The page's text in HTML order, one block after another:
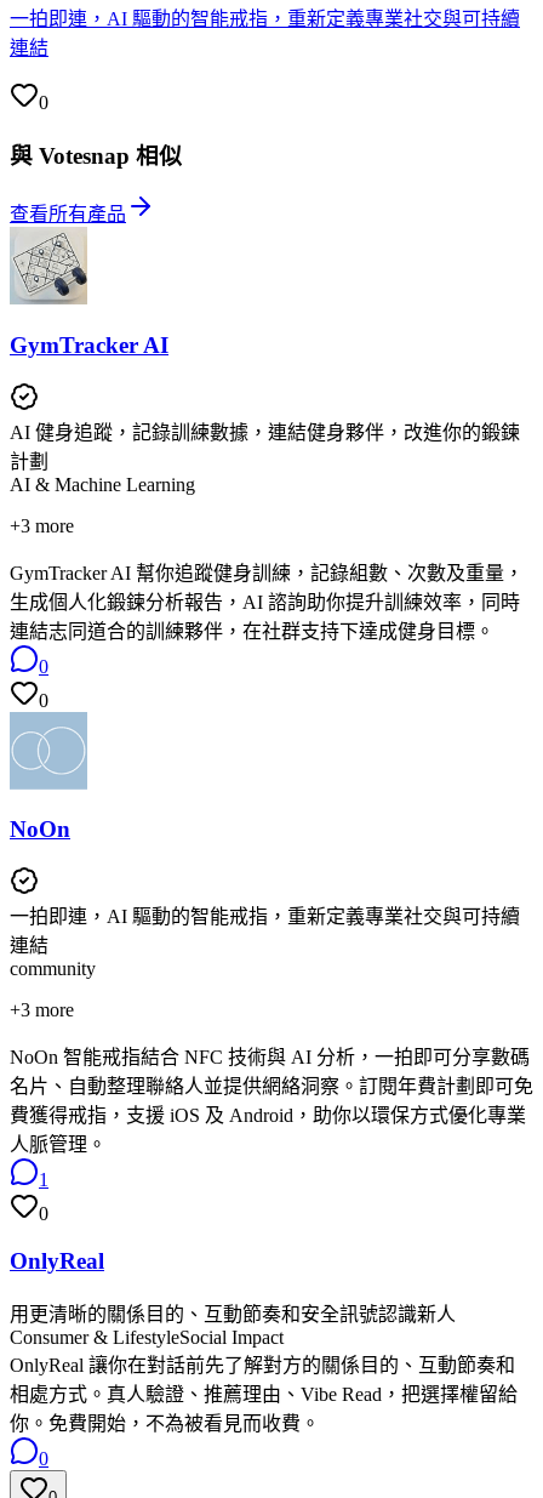
一拍即連，AI 驅動的智能戒指，重新定義專業社交與可持續
連結
0
與 Votesnap 相似
查看所有產品
GymTracker AI
AI 健身追蹤，記錄訓練數據，連結健身夥伴，改進你的鍛鍊
計劃
AI & Machine Learning
+3 more
GymTracker AI 幫你追蹤健身訓練，記錄組數、次數及重量，
生成個人化鍛鍊分析報告，AI 諮詢助你提升訓練效率，同時
連結志同道合的訓練夥伴，在社群支持下達成健身目標。
0
0
NoOn
一拍即連，AI 驅動的智能戒指，重新定義專業社交與可持續
連結
community
+3 more
NoOn 智能戒指結合 NFC 技術與 AI 分析，一拍即可分享數碼
名片、自動整理聯絡人並提供網絡洞察。訂閱年費計劃即可免
費獲得戒指，支援 iOS 及 Android，助你以環保方式優化專業
人脈管理。
1
0
OnlyReal
用更清晰的關係目的、互動節奏和安全訊號認識新人
Consumer & LifestyleSocial Impact
OnlyReal 讓你在對話前先了解對方的關係目的、互動節奏和
相處方式。真人驗證、推薦理由、Vibe Read，把選擇權留給
你。免費開始，不為被看見而收費。
0